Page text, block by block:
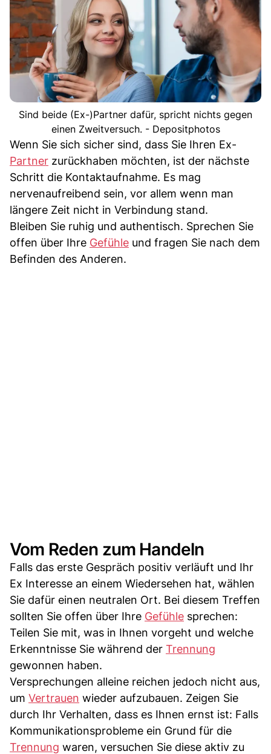
Sind beide (Ex-)Partner dafür, spricht nichts gegen
einen Zweitversuch. - Depositphotos
Wenn Sie sich sicher sind, dass Sie Ihren Ex-
Partner zurückhaben möchten, ist der nächste
Schritt die Kontaktaufnahme. Es mag
nervenaufreibend sein, vor allem wenn man
längere Zeit nicht in Verbindung stand.
Bleiben Sie ruhig und authentisch. Sprechen Sie
offen über Ihre Gefühle und fragen Sie nach dem
Befinden des Anderen.
Vom Reden zum Handeln
Falls das erste Gespräch positiv verläuft und Ihr
Ex Interesse an einem Wiedersehen hat, wählen
Sie dafür einen neutralen Ort. Bei diesem Treffen
sollten Sie offen über Ihre Gefühle sprechen:
Teilen Sie mit, was in Ihnen vorgeht und welche
Erkenntnisse Sie während der Trennung
gewonnen haben.
Versprechungen alleine reichen jedoch nicht aus,
um Vertrauen wieder aufzubauen. Zeigen Sie
durch Ihr Verhalten, dass es Ihnen ernst ist: Falls
Kommunikationsprobleme ein Grund für die
Trennung waren, versuchen Sie diese aktiv zu